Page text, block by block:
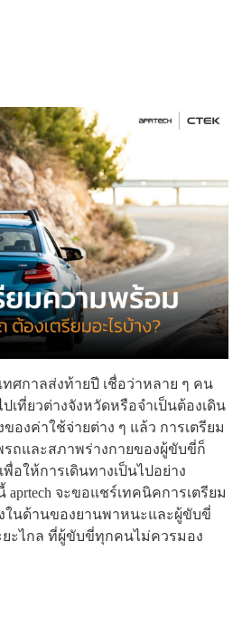
ศกาลส่งท้ายปี เชื่อว่าหลาย ๆ คน
เที่ยวต่างจังหวัดหรือจำเป็นต้องเดิน
องค่าใช้จ่ายต่าง ๆ แล้ว การเตรียม
ถและสภาพร่างกายของผู้ขับขี่ก็
อให้การเดินทางเป็นไปอย่าง
จะขอแชร์เทคนิคการเตรียม
นด้านของยานพาหนะและผู้ขับขี่
ยะไกล ที่ผู้ขับขี่ทุกคนไม่ควรมอง